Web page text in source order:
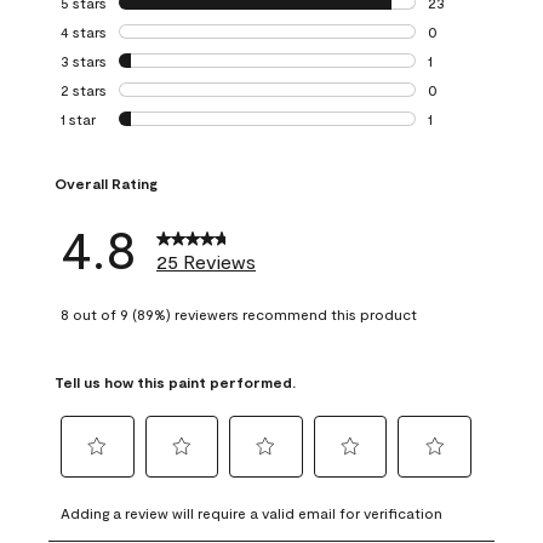
23 reviews with
4 stars stars
0
0 reviews with 4
3 stars stars
1
1 review with 3
2 stars stars
0
0 reviews with 2
1 star stars
1
Overall Rating
4.8 25 Reviews
8 out of 9 (89%) reviewers recommend this product
Tell us how this paint performed.
to
rate
to
rate
to
rate
to
rate
to
rate
Adding a review will require a valid email for verification